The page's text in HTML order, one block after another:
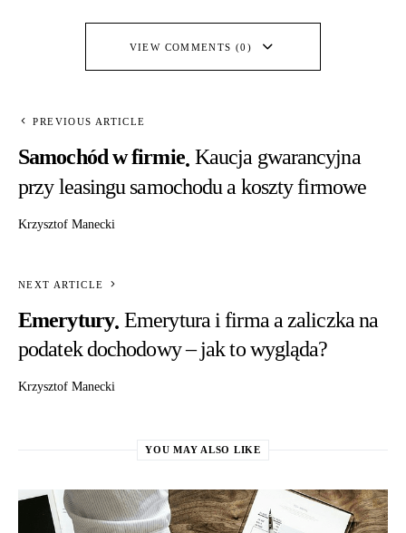
VIEW COMMENTS (0)
PREVIOUS ARTICLE
Samochód w firmie Kaucja gwarancyjna
przy leasingu samochodu a koszty firmowe
Krzysztof Manecki
NEXT ARTICLE
Emerytury Emerytura i firma a zaliczka na
podatek dochodowy – jak to wygląda?
Krzysztof Manecki
YOU MAY ALSO LIKE